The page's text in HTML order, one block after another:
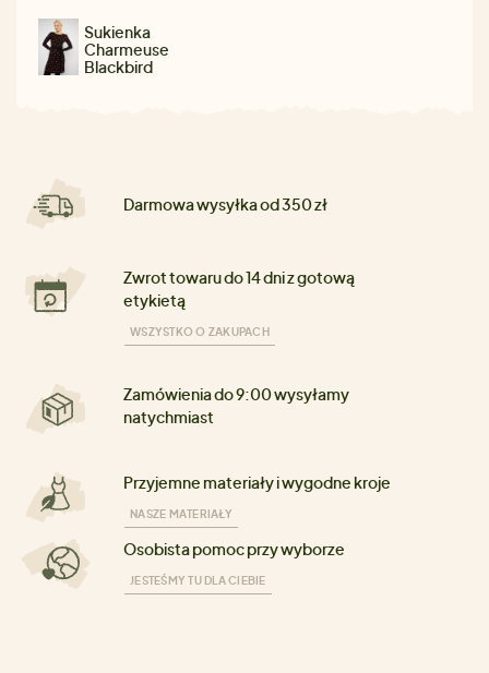
Sukienka
Charmeuse
Blackbird
Darmowa wysyłka od 350 zł
Zwrot towaru do 14 dni z gotową
etykietą
WSZYSTKO O ZAKUPACH
Zamówienia do 9:00 wysyłamy
natychmiast
Przyjemne materiały i wygodne kroje
NASZE MATERIAŁY
Osobista pomoc przy wyborze
JESTEŚMY TU DLA CIEBIE